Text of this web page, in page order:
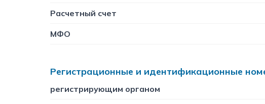
Расчетный счет
МФО
Регистрационные и идентификационные
регистрирующим органом